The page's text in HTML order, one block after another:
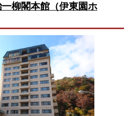
柳閣本館（伊東園ホ